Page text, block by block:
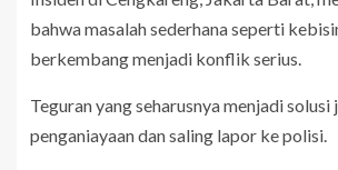
bahwa masalah sederhana seperti
berkembang menjadi konflik serius.
Teguran yang seharusnya menjadi
penganiayaan dan saling lapor ke polisi.